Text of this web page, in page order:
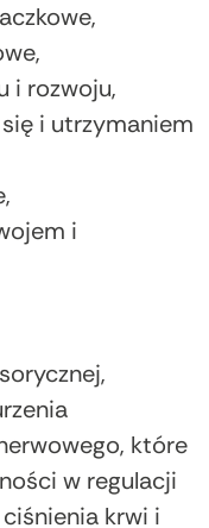
i rozwoju,
i utrzymaniem
i
które
w regulacji
krwi i